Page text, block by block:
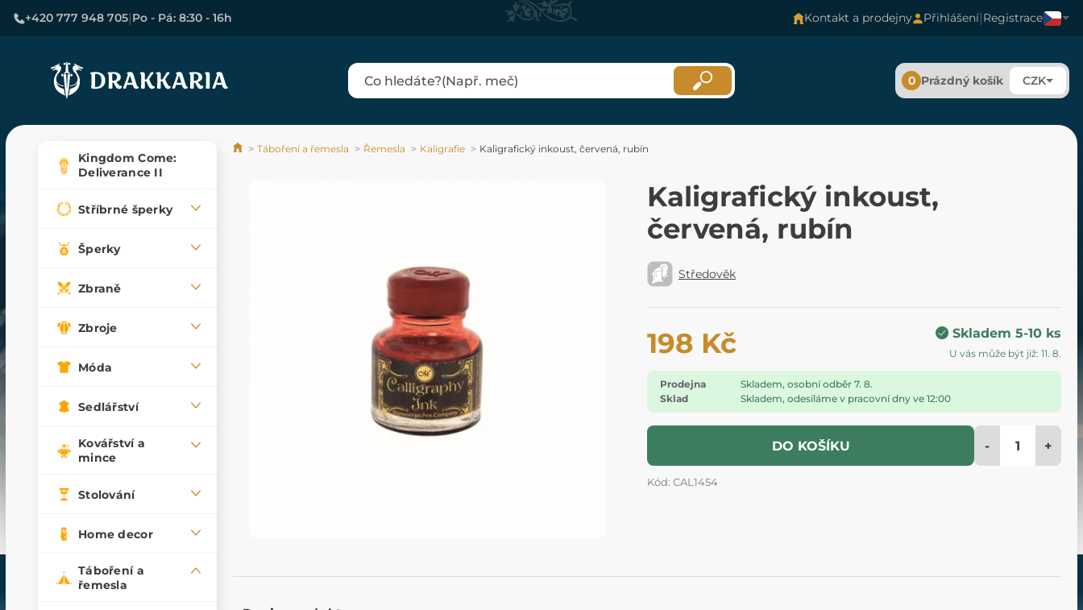
+420 777 948 705|Po - Pá: 8:30 - 16h Kontakt a prodejny Přihlášení|Registrace
0 Prázdný košík CZK
Kingdom Come:
Deliverance II
Stříbrné šperky
Šperky
Zbraně
Zbroje
Móda
Sedlářství
Kovářství a
mince
Stolování
Home decor
Táboření a
řemesla
Táboření a řemesla Řemesla Kaligrafie Kaligrafický inkoust, červená, rubín
Kaligrafický inkoust,
červená, rubín
Středověk
198 Kč Skladem 5-10 ks
U vás může být již: 11. 8.
Prodejna
Skladem, osobní odběr 7. 8.
Sklad
Skladem, odesíláme v pracovní dny ve 12:00
DO KOŠÍKU - +
Kód: CAL1454